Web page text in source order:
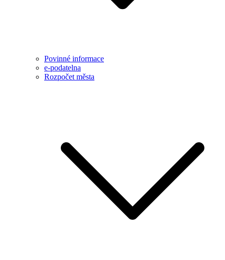
Povinné informace
e-podatelna
Rozpočet města